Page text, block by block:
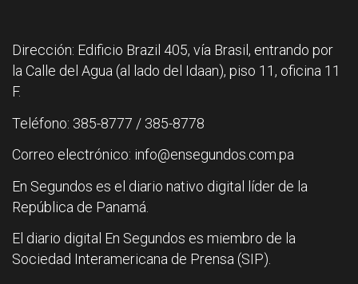
Dirección: Edificio Brazil 405, vía Brasil, entrando por
la Calle del Agua (al lado del Idaan), piso 11, oficina 11
F.
Teléfono: 385-8777 / 385-8778
Correo electrónico: info@ensegundos.com.pa
En Segundos es el diario nativo digital líder de la
República de Panamá.
El diario digital En Segundos es miembro de la
Sociedad Interamericana de Prensa (SIP).